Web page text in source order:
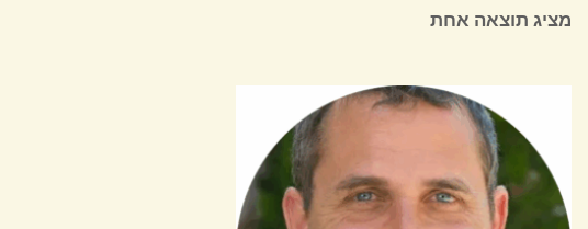
מציג תוצאה אחת